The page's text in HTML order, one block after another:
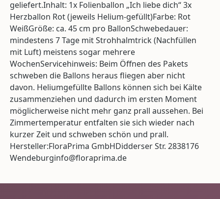
geliefert.Inhalt: 1x Folienballon „Ich liebe dich“ 3x
Herzballon Rot (jeweils Helium-gefüllt)Farbe: Rot
WeißGröße: ca. 45 cm pro BallonSchwebedauer:
mindestens 7 Tage mit Strohhalmtrick (Nachfüllen
mit Luft) meistens sogar mehrere
WochenServicehinweis: Beim Öffnen des Pakets
schweben die Ballons heraus fliegen aber nicht
davon. Heliumgefüllte Ballons können sich bei Kälte
zusammenziehen und dadurch im ersten Moment
möglicherweise nicht mehr ganz prall aussehen. Bei
Zimmertemperatur entfalten sie sich wieder nach
kurzer Zeit und schweben schön und prall.
Hersteller:FloraPrima GmbHDidderser Str. 2838176
Wendeburginfo@floraprima.de